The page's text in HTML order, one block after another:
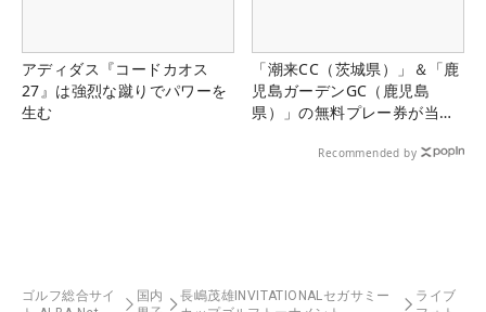
アディダス『コードカオス
27』は強烈な蹴りでパワーを
生む
「潮来CC（茨城県）」＆「鹿
児島ガーデンGC（鹿児島
県）」の無料プレー券が当た
Recommended by
ゴルフ総合サイ
国内
長嶋茂雄INVITATIONALセガサミー
ライブ